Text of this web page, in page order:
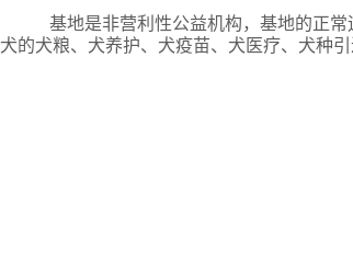
基地是非营利性公益机构，基地的正常运
犬的犬粮、犬养护、犬疫苗、犬医疗、犬种